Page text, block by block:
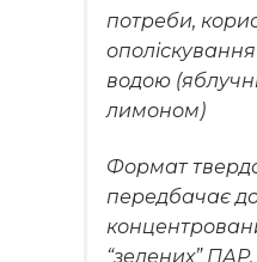
потреби,
водою
лимоном)
Формат
передбачає
“зелених”